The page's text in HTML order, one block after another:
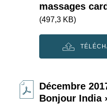
massages
(497,3 KB)
Décembre
Bonjour India